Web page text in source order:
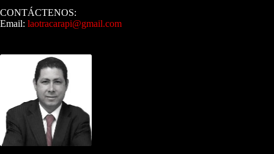
CONTÁCTENOS:
Email: laotracarapi@gmail.com